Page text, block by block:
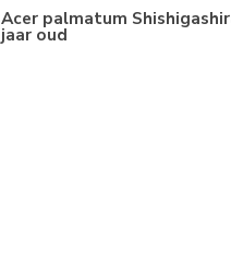
Acer palmatum
jaar oud